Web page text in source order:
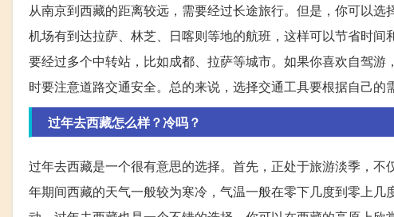
从南京到西藏的距离较远，需要经过长途旅行。但是，你可以
机场有到达拉萨、林芝、日喀则等地的航班，这样可以节省时
要经过多个中转站，比如成都、拉萨等城市。如果你喜欢自驾
时要注意道路交通安全。总的来说，选择交通工具要根据自己的
过年去西藏怎么样？冷吗？
过年去西藏是一个很有意思的选择。首先，正处于旅游淡季，
年期间西藏的天气一般较为寒冷，气温一般在零下几度到零上